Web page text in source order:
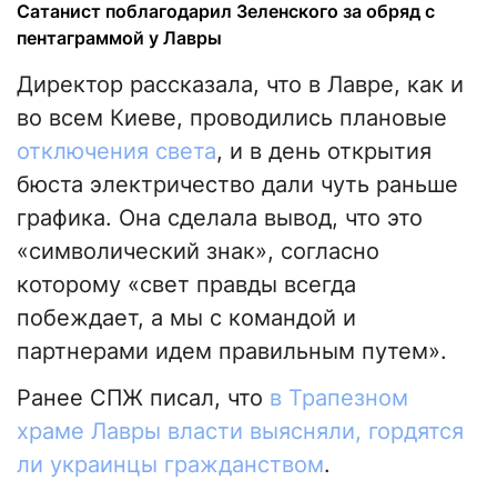
Сатанист поблагодарил Зеленского за обряд с
пентаграммой у Лавры
Директор рассказала, что в Лавре, как и
во всем Киеве, проводились плановые
отключения света, и в день открытия
бюста электричество дали чуть раньше
графика. Она сделала вывод, что это
«символический знак», согласно
которому «свет правды всегда
побеждает, а мы с командой и
партнерами идем правильным путем».
Ранее СПЖ писал, что в Трапезном
храме Лавры власти выясняли, гордятся
ли украинцы гражданством.